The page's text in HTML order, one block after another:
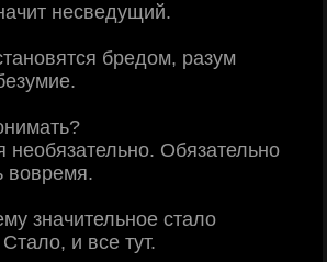
несведущий.
бредом, разум
Обязательно
вовремя.
значительное стало
и все тут.